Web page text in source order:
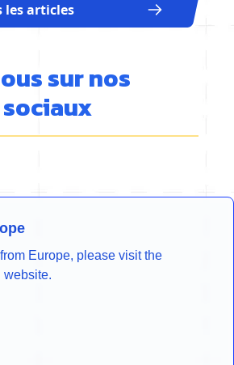
les articles
sur nos
Europe, please visit the
website.